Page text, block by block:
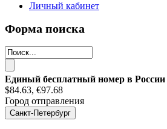
Личный кабинет
Форма поиска
Единый бесплатный номер в России
$84.63, €97.68
Город отправления
Санкт-Петербург